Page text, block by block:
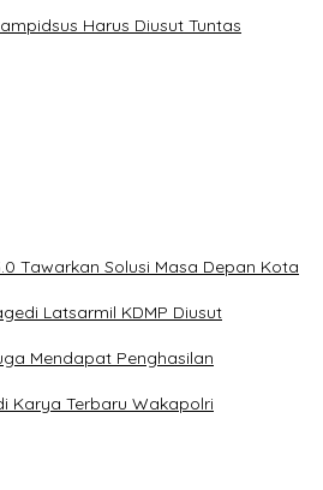
Harus Diusut Tuntas
Tawarkan Solusi Masa Depan Kota
Latsarmil KDMP Diusut
Mendapat Penghasilan
Karya Terbaru Wakapolri